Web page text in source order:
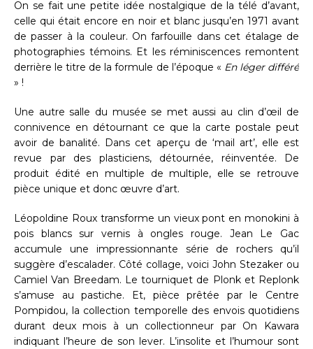
On se fait une petite idée nostalgique de la télé d’avant,
celle qui était encore en noir et blanc jusqu’en 1971 avant
de passer à la couleur. On farfouille dans cet étalage de
photographies témoins. Et les réminiscences remontent
derrière le titre de la formule de l’époque « En léger différé
» !
Une autre salle du musée se met aussi au clin d’œil de
connivence en détournant ce que la carte postale peut
avoir de banalité. Dans cet aperçu de ‘mail art’, elle est
revue par des plasticiens, détournée, réinventée. De
produit édité en multiple de multiple, elle se retrouve
pièce unique et donc œuvre d’art.
Léopoldine Roux transforme un vieux pont en monokini à
pois blancs sur vernis à ongles rouge. Jean Le Gac
accumule une impressionnante série de rochers qu’il
suggère d’escalader. Côté collage, voici John Stezaker ou
Camiel Van Breedam. Le tourniquet de Plonk et Replonk
s’amuse au pastiche. Et, pièce prêtée par le Centre
Pompidou, la collection temporelle des envois quotidiens
durant deux mois à un collectionneur par On Kawara
indiquant l’heure de son lever. L’insolite et l’humour sont